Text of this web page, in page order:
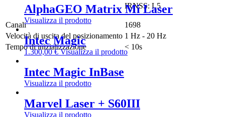
IRNSS: L5
Canali
1698
Velocità di uscita del posizionamento 1 Hz - 20 Hz
Tempo di inizializzazione
< 10s
AlphaGEO Matrix Mi Laser
Visualizza il prodotto
Intec Magic
1.300,00€ Visualizza il prodotto
Intec Magic InBase
Visualizza il prodotto
Marvel Laser + S60III
Visualizza il prodotto